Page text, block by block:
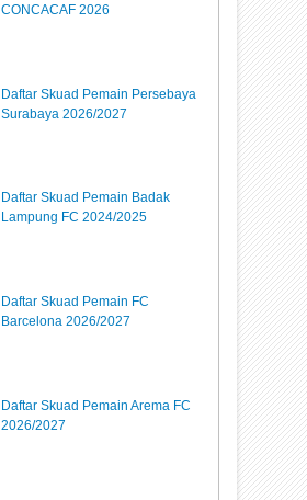
CONCACAF 2026
Daftar Skuad Pemain Persebaya
Surabaya 2026/2027
Daftar Skuad Pemain Badak
Lampung FC 2024/2025
Daftar Skuad Pemain FC
Barcelona 2026/2027
Daftar Skuad Pemain Arema FC
2026/2027